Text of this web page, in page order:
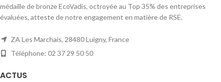
médaille de bronze EcoVadis, octroyée au Top 35% des entreprises
évaluées, atteste de notre engagement en matière de RSE.
ZA Les Marchais, 28480 Luigny, France
Téléphone: 02 37 29 50 50
ACTUS